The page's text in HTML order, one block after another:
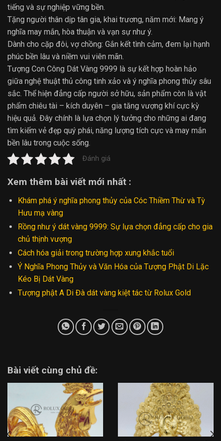
tiếng và sự nghiệp vững bền.
Tặng người thân dịp tân gia, khai trương, năm mới: Mang ý
nghĩa may mắn, hòa thuận và vạn sự như ý.
Dành cho cặp đôi, vợ chồng: Gắn kết tình cảm, đem lại hạnh
phúc bền lâu và niềm vui viên mãn.
Tượng Con Công Dát Vàng 9999 là sự kết hợp hoàn hảo
giữa nghệ thuật thủ công tinh xảo và ý nghĩa phong thủy sâu
sắc. Thể hiện đẳng cấp người sở hữu, sản phẩm còn là vật
phẩm chiêu tài – kích duyên – gia tăng vượng khí cực kỳ
hiệu quả. Đây chính là lựa chọn lý tưởng cho những ai đang
tìm kiếm vẻ đẹp quý phái, năng lượng tích cực và may mắn
bền lâu trong cuộc sống.
Đánh giá
Xem thêm bài viết mới nhất :
Khám phá ý nghĩa phong thủy của Cóc Thiềm Thừ và Tỳ
Hưu mạ vàng
Rồng như ý dát vàng 9999: Sự lựa chọn đẳng cấp cho gia
chủ thịnh vượng
Cách hóa giải trong trường hợp xung khắc tuổi
Ý Nghĩa Phong Thủy và Văn Hóa của Tượng Phật Di Lặc
Kéo Bị Dát Vàng
Tượng phật A Di Đà dát vàng kiệt tác từ Rolux Gold
Bài viết cùng chủ đề: